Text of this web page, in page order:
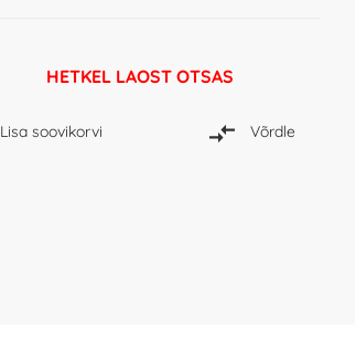
HETKEL LAOST OTSAS
Lisa soovikorvi Võrdle